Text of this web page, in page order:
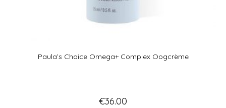
Paula’s Choice Omega+ Complex Oogcrème
€36.00